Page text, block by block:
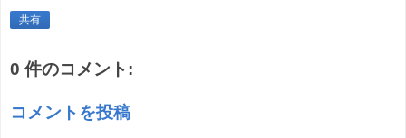
共有
0 件のコメント:
コメントを投稿